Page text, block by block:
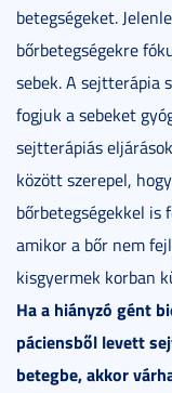
betegségeket.
bőrbetegségekre
sebek. A sejtterápia
fogjuk a sebeket
sejtterápiás
között szerepel,
bőrbetegségekkel is
amikor a bőr nem
kisgyermek korban
Ha a hiányzó gént
páciensből levett
betegbe, akkor